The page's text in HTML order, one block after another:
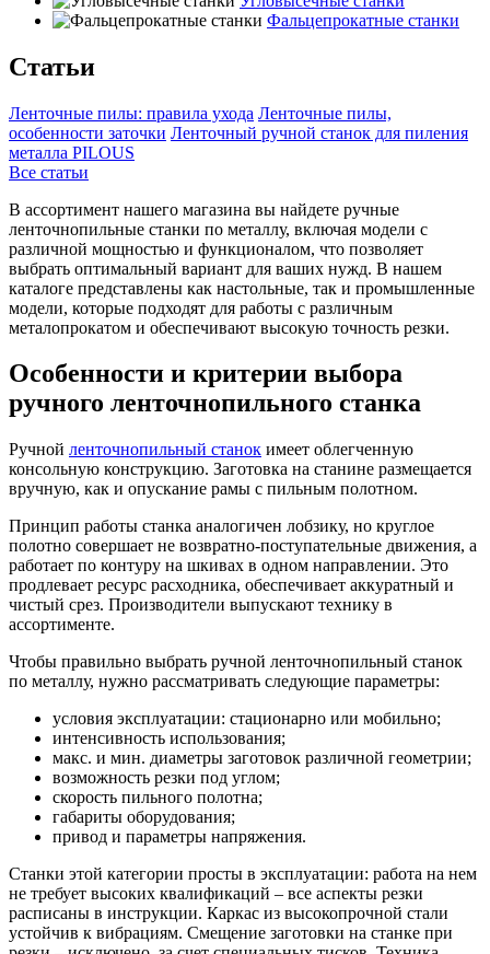
Фальцепрокатные станки
Статьи
Ленточные пилы: правила ухода Ленточные пилы,
особенности заточки Ленточный ручной станок для пиления
металла PILOUS
Все статьи
В ассортимент нашего магазина вы найдете ручные
ленточнопильные станки по металлу, включая модели с
различной мощностью и функционалом, что позволяет
выбрать оптимальный вариант для ваших нужд. В нашем
каталоге представлены как настольные, так и промышленные
модели, которые подходят для работы с различным
металопрокатом и обеспечивают высокую точность резки.
Особенности и критерии выбора
ручного ленточнопильного станка
Ручной ленточнопильный станок имеет облегченную
консольную конструкцию. Заготовка на станине размещается
вручную, как и опускание рамы с пильным полотном.
Принцип работы станка аналогичен лобзику, но круглое
полотно совершает не возвратно-поступательные движения, а
работает по контуру на шкивах в одном направлении. Это
продлевает ресурс расходника, обеспечивает аккуратный и
чистый срез. Производители выпускают технику в
ассортименте.
Чтобы правильно выбрать ручной ленточнопильный станок
по металлу, нужно рассматривать следующие параметры:
условия эксплуатации: стационарно или мобильно;
интенсивность использования;
макс. и мин. диаметры заготовок различной геометрии;
возможность резки под углом;
скорость пильного полотна;
габариты оборудования;
привод и параметры напряжения.
Станки этой категории просты в эксплуатации: работа на нем
не требует высоких квалификаций – все аспекты резки
расписаны в инструкции. Каркас из высокопрочной стали
устойчив к вибрациям. Смещение заготовки на станке при